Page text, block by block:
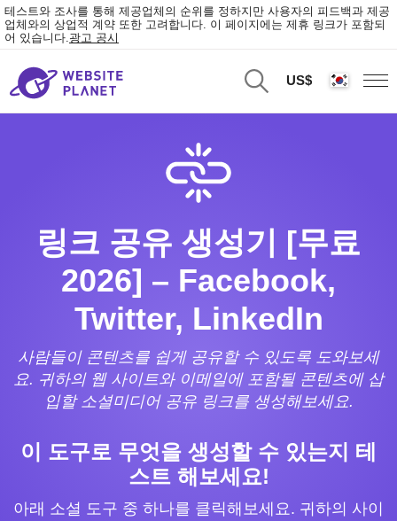
테스트와 조사를 통해 제공업체의 순위를 정하지만 사용자의 피드백과 제공
업체와의 상업적 계약 또한 고려합니다. 이 페이지에는 제휴 링크가 포함되
어 있습니다.광고 공시
US$
링크 공유 생성기 [무료
2026] – Facebook,
Twitter, LinkedIn
사람들이 콘텐츠를 쉽게 공유할 수 있도록 도와보세
요. 귀하의 웹 사이트와 이메일에 포함될 콘텐츠에 삽
입할 소셜미디어 공유 링크를 생성해보세요.
이 도구로 무엇을 생성할 수 있는지 테
스트 해보세요!
아래 소셜 도구 중 하나를 클릭해보세요. 귀하의 사이